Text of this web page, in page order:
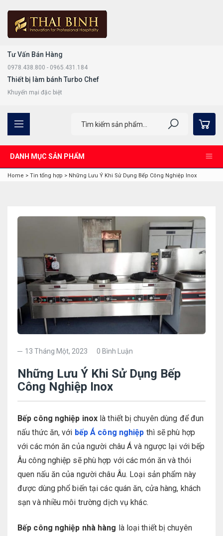
Tư Vấn Bán Hàng
0978.438.800 - 0965.431.184
Thiết bị làm bánh Turbo Chef
Khuyến mại đặc biệt
DANH MỤC SẢN PHẨM
Home > Tin tổng hợp > Những Lưu Ý Khi Sử Dụng Bếp Công Nghiệp Inox
13 Tháng Một, 2023 0 Bình Luận
Những Lưu Ý Khi Sử Dụng Bếp
Công Nghiệp Inox
Bếp công nghiệp inox là thiết bị chuyên dùng để đun
nấu thức ăn, với bếp Á công nghiệp thì sẽ phù hợp
với các món ăn của người châu Á và ngược lại với bếp
Âu công nghiệp sẽ phù hợp với các món ăn và thói
quen nấu ăn của người châu Âu. Loại sản phẩm này
được dùng phổ biến tại các quán ăn, cửa hàng, khách
sạn và nhiều môi trường dịch vụ khác.
Bếp công nghiệp nhà hàng là loại thiết bị chuyên